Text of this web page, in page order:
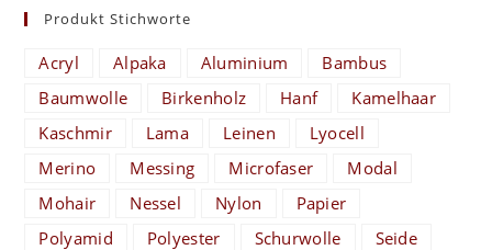
Produkt Stichworte
Acryl Alpaka Aluminium
Bambus
Baumwolle
Birkenholz Hanf
Kamelhaar
Kaschmir
Lama Leinen
Lyocell
Merino
Messing Microfaser
Modal
Mohair
Nessel Nylon
Papier
Polyamid
Polyester Schurwolle
Seide